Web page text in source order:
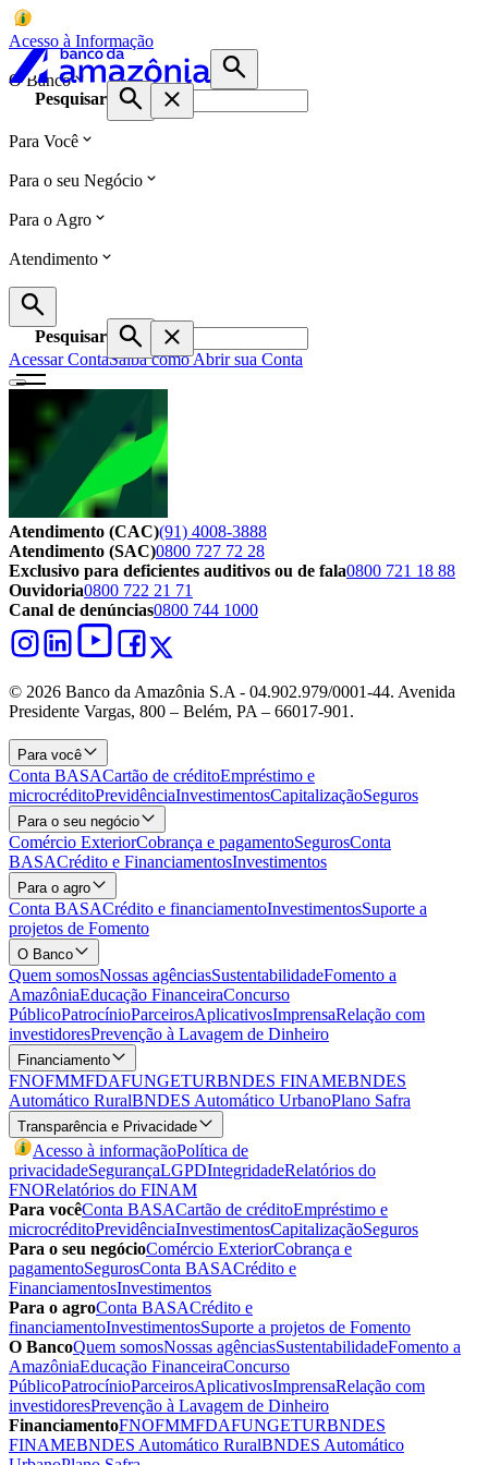
Acesso à Informação
O Banco
Pesquisar
Para Você
Para o seu Negócio
Para o Agro
Atendimento
Pesquisar
Acessar ContaSaiba como Abrir sua Conta
Atendimento (CAC)(91) 4008-3888
Atendimento (SAC)0800 727 72 28
Exclusivo para deficientes auditivos ou de fala0800 721 18 88
Ouvidoria0800 722 21 71
Canal de denúncias0800 744 1000
© 2026 Banco da Amazônia S.A - 04.902.979/0001‐44. Avenida
Presidente Vargas, 800 – Belém, PA – 66017-901.
Para você
Conta BASACartão de créditoEmpréstimo e
microcréditoPrevidênciaInvestimentosCapitalizaçãoSeguros
Para o seu negócio
Comércio ExteriorCobrança e pagamentoSegurosConta
BASACrédito e FinanciamentosInvestimentos
Para o agro
Conta BASACrédito e financiamentoInvestimentosSuporte a
projetos de Fomento
O Banco
Quem somosNossas agênciasSustentabilidadeFomento a
AmazôniaEducação FinanceiraConcurso
PúblicoPatrocínioParceirosAplicativosImprensaRelação com
investidoresPrevenção à Lavagem de Dinheiro
Financiamento
FNOFMMFDAFUNGETURBNDES FINAMEBNDES
Automático RuralBNDES Automático UrbanoPlano Safra
Transparência e Privacidade
Acesso à informaçãoPolítica de
privacidadeSegurançaLGPDIntegridadeRelatórios do
FNORelatórios do FINAM
Para vocêConta BASACartão de créditoEmpréstimo e
microcréditoPrevidênciaInvestimentosCapitalizaçãoSeguros
Para o seu negócioComércio ExteriorCobrança e
pagamentoSegurosConta BASACrédito e
FinanciamentosInvestimentos
Para o agroConta BASACrédito e
financiamentoInvestimentosSuporte a projetos de Fomento
O BancoQuem somosNossas agênciasSustentabilidadeFomento a
AmazôniaEducação FinanceiraConcurso
PúblicoPatrocínioParceirosAplicativosImprensaRelação com
investidoresPrevenção à Lavagem de Dinheiro
FinanciamentoFNOFMMFDAFUNGETURBNDES
FINAMEBNDES Automático RuralBNDES Automático